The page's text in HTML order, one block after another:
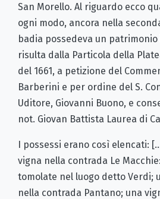
San Morello. Al riguardo ecco
ogni modo, ancora nella
badia possedeva un
risulta dalla Particola della
del 1661, a petizione del
Barberini e per ordine del S.
Uditore, Giovanni Buono, e
not. Giovan Battista Laurea di
I possessi erano così elencati:
vigna nella contrada Le
tomolate nel luogo detto Verdi;
nella contrada Pantano; una